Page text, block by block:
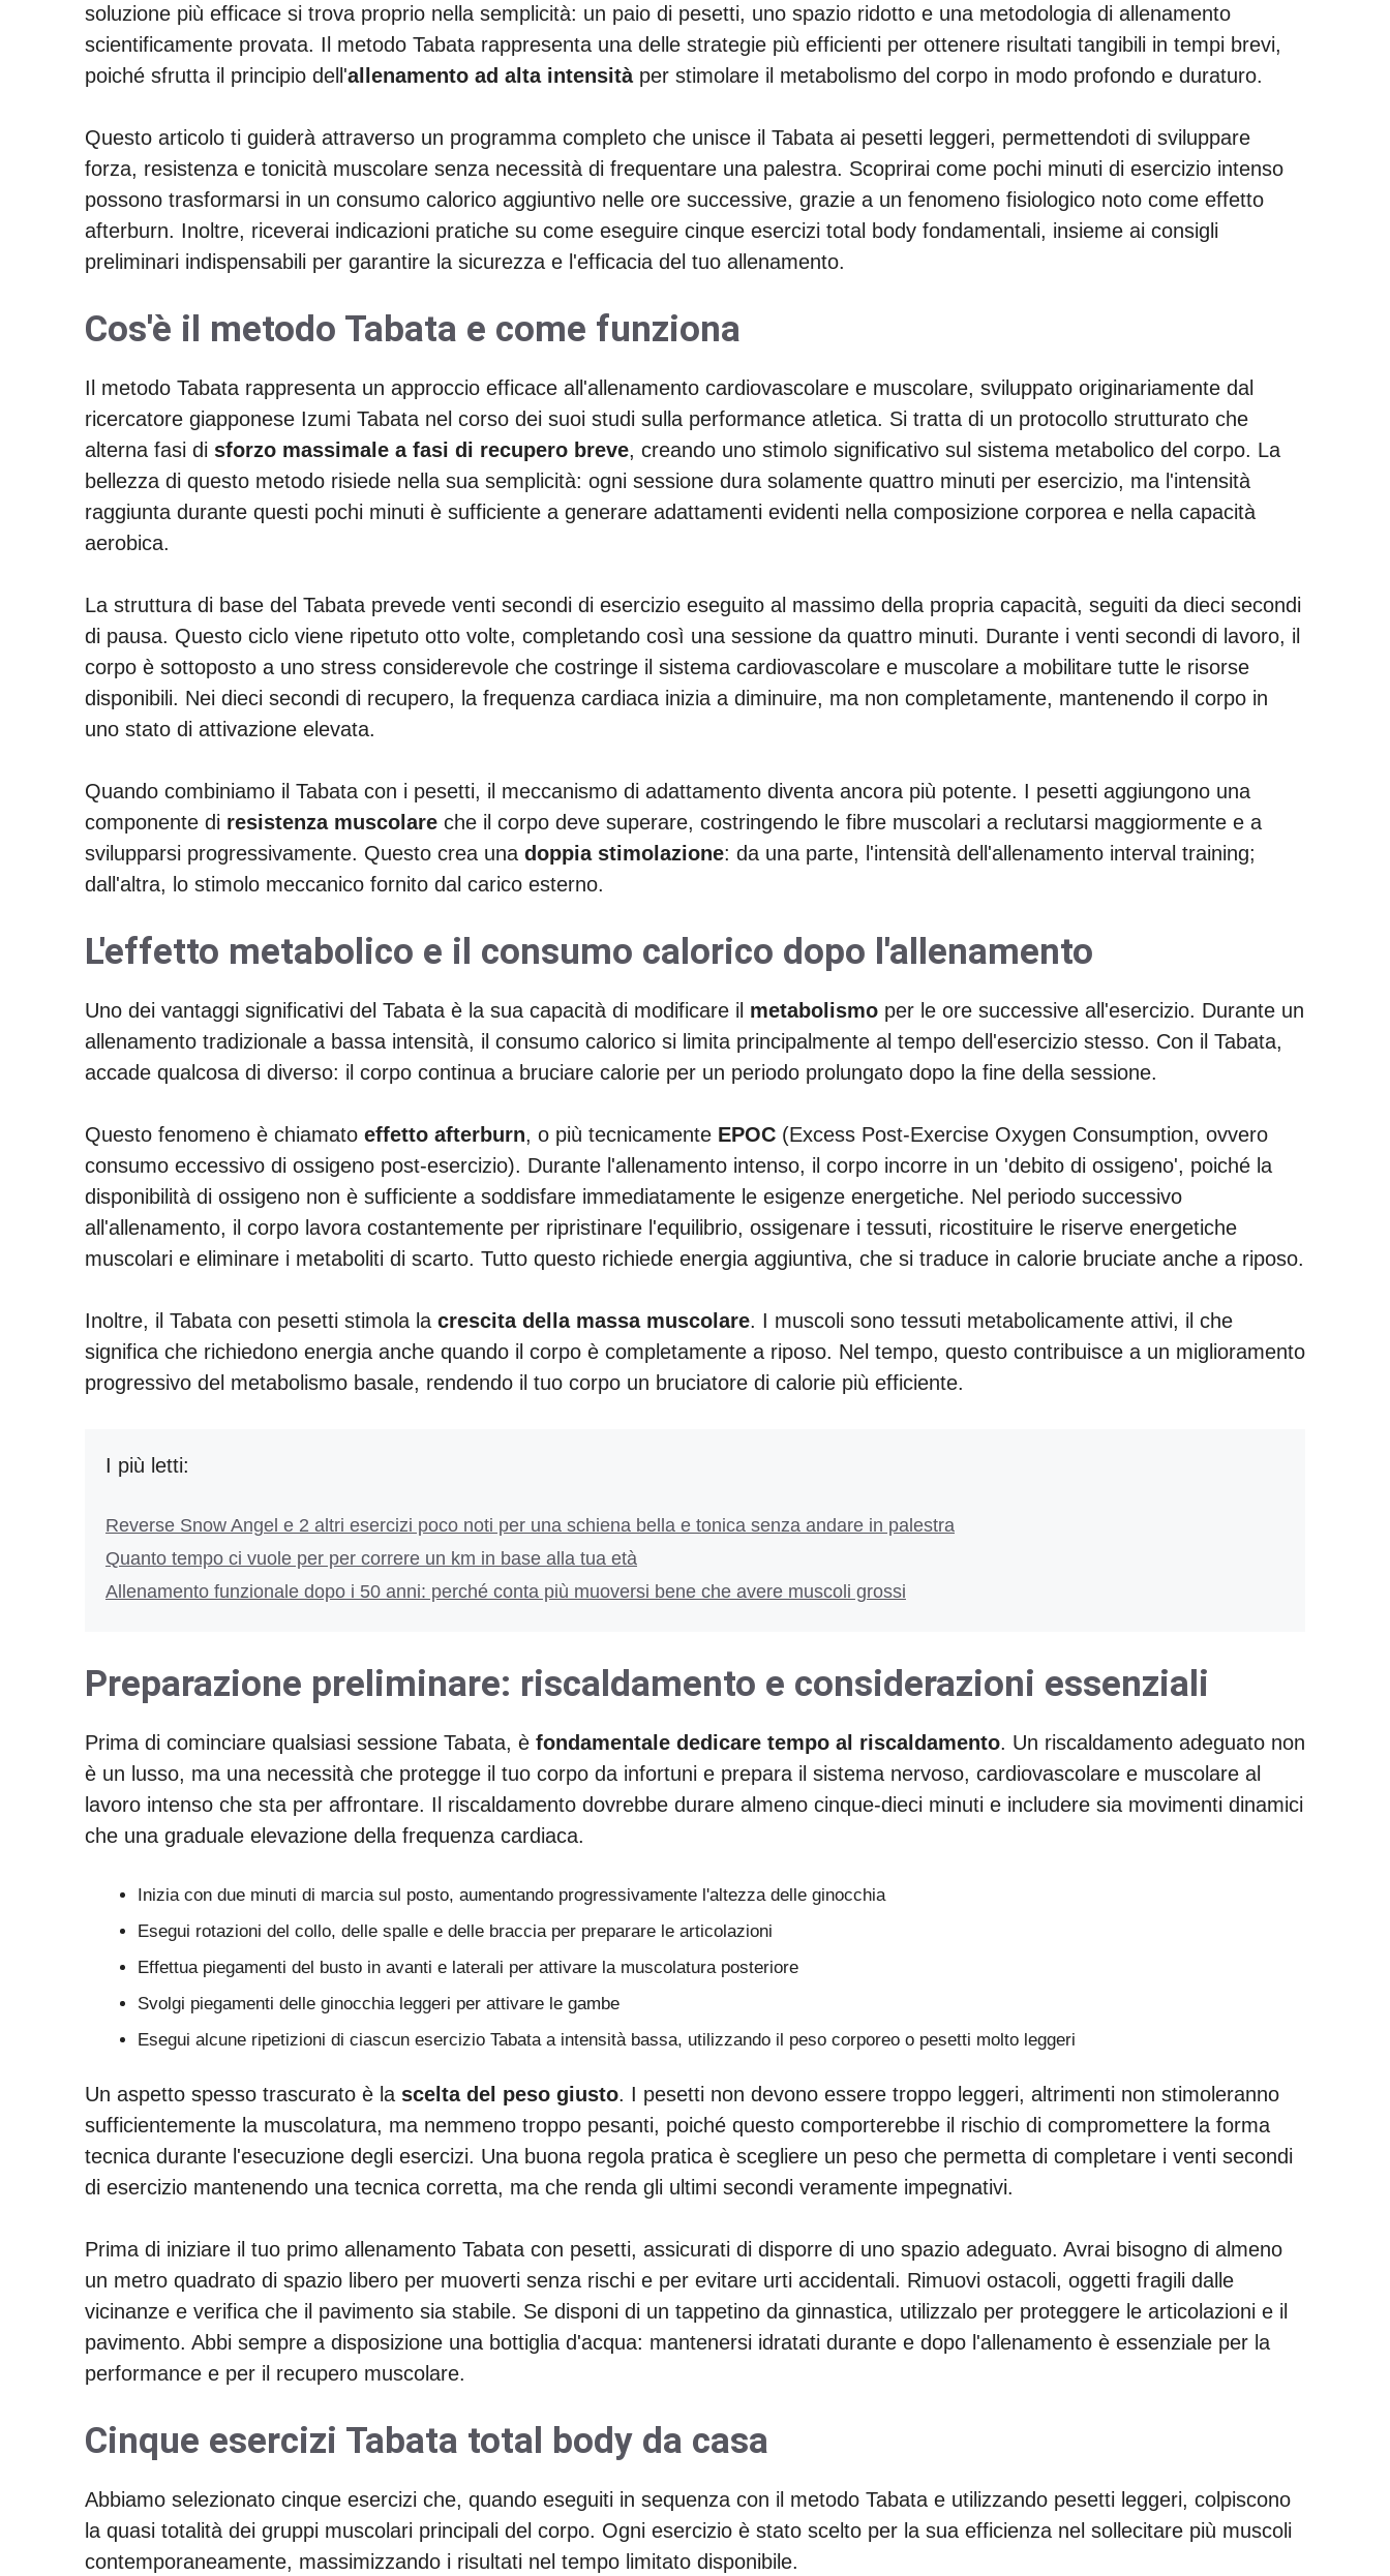
soluzione più efficace si trova proprio nella semplicità: un paio di pesetti, uno spazio ridotto e una metodologia di allenamento
scientificamente provata. Il metodo Tabata rappresenta una delle strategie più efficienti per ottenere risultati tangibili in tempi brevi,
poiché sfrutta il principio dell'allenamento ad alta intensitàper stimolare il metabolismo del corpo in modo profondo e duraturo.
Questo articolo ti guiderà attraverso un programma completo che unisce il Tabata ai pesetti leggeri, permettendoti di sviluppare
forza, resistenza e tonicità muscolare senza necessità di frequentare una palestra. Scoprirai come pochi minuti di esercizio intenso
possono trasformarsi in un consumo calorico aggiuntivo nelle ore successive, grazie a un fenomeno fisiologico noto come effetto
afterburn. Inoltre, riceverai indicazioni pratiche su come eseguire cinque esercizi total body fondamentali, insieme ai consigli
preliminari indispensabili per garantire la sicurezza e l'efficacia del tuo allenamento.
Cos'è il metodo Tabata e come funziona
Il metodo Tabata rappresenta un approccio efficace all'allenamento cardiovascolare e muscolare, sviluppato originariamente dal
ricercatore giapponese Izumi Tabata nel corso dei suoi studi sulla performance atletica. Si tratta di un protocollo strutturato che
alterna fasi di sforzo massimale a fasi di recupero breve, creando uno stimolo significativo sul sistema metabolico del corpo. La
bellezza di questo metodo risiede nella sua semplicità: ogni sessione dura solamente quattro minuti per esercizio, ma l'intensità
raggiunta durante questi pochi minuti è sufficiente a generare adattamenti evidenti nella composizione corporea e nella capacità
aerobica.
La struttura di base del Tabata prevede venti secondi di esercizio eseguito al massimo della propria capacità, seguiti da dieci secondi
di pausa. Questo ciclo viene ripetuto otto volte, completando così una sessione da quattro minuti. Durante i venti secondi di lavoro, il
corpo è sottoposto a uno stress considerevole che costringe il sistema cardiovascolare e muscolare a mobilitare tutte le risorse
disponibili. Nei dieci secondi di recupero, la frequenza cardiaca inizia a diminuire, ma non completamente, mantenendo il corpo in
uno stato di attivazione elevata.
Quando combiniamo il Tabata con i pesetti, il meccanismo di adattamento diventa ancora più potente. I pesetti aggiungono una
componente di resistenza muscolare che il corpo deve superare, costringendo le fibre muscolari a reclutarsi maggiormente e a
svilupparsi progressivamente. Questo crea una doppia stimolazione: da una parte, l'intensità dell'allenamento interval training;
dall'altra, lo stimolo meccanico fornito dal carico esterno.
L'effetto metabolico e il consumo calorico dopo l'allenamento
Uno dei vantaggi significativi del Tabata è la sua capacità di modificare il metabolismo per le ore successive all'esercizio. Durante un
allenamento tradizionale a bassa intensità, il consumo calorico si limita principalmente al tempo dell'esercizio stesso. Con il Tabata,
accade qualcosa di diverso: il corpo continua a bruciare calorie per un periodo prolungato dopo la fine della sessione.
Questo fenomeno è chiamato effetto afterburn, o più tecnicamente EPOC (Excess Post-Exercise Oxygen Consumption, ovvero
consumo eccessivo di ossigeno post-esercizio). Durante l'allenamento intenso, il corpo incorre in un 'debito di ossigeno', poiché la
disponibilità di ossigeno non è sufficiente a soddisfare immediatamente le esigenze energetiche. Nel periodo successivo
all'allenamento, il corpo lavora costantemente per ripristinare l'equilibrio, ossigenare i tessuti, ricostituire le riserve energetiche
muscolari e eliminare i metaboliti di scarto. Tutto questo richiede energia aggiuntiva, che si traduce in calorie bruciate anche a riposo.
Inoltre, il Tabata con pesetti stimola la crescita della massa muscolare. I muscoli sono tessuti metabolicamente attivi, il che
significa che richiedono energia anche quando il corpo è completamente a riposo. Nel tempo, questo contribuisce a un miglioramento
progressivo del metabolismo basale, rendendo il tuo corpo un bruciatore di calorie più efficiente.
I più letti:
Reverse Snow Angel e 2 altri esercizi poco noti per una schiena bella e tonica senza andare in palestra
Quanto tempo ci vuole per per correre un km in base alla tua età
Allenamento funzionale dopo i 50 anni: perché conta più muoversi bene che avere muscoli grossi
Preparazione preliminare: riscaldamento e considerazioni essenziali
Prima di cominciare qualsiasi sessione Tabata, è fondamentale dedicare tempo al riscaldamento. Un riscaldamento adeguato non
è un lusso, ma una necessità che protegge il tuo corpo da infortuni e prepara il sistema nervoso, cardiovascolare e muscolare al
lavoro intenso che sta per affrontare. Il riscaldamento dovrebbe durare almeno cinque-dieci minuti e includere sia movimenti dinamici
che una graduale elevazione della frequenza cardiaca.
Inizia con due minuti di marcia sul posto, aumentando progressivamente l'altezza delle ginocchia
Esegui rotazioni del collo, delle spalle e delle braccia per preparare le articolazioni
Effettua piegamenti del busto in avanti e laterali per attivare la muscolatura posteriore
Svolgi piegamenti delle ginocchia leggeri per attivare le gambe
Esegui alcune ripetizioni di ciascun esercizio Tabata a intensità bassa, utilizzando il peso corporeo o pesetti molto leggeri
Un aspetto spesso trascurato è la scelta del peso giusto. I pesetti non devono essere troppo leggeri, altrimenti non stimoleranno
sufficientemente la muscolatura, ma nemmeno troppo pesanti, poiché questo comporterebbe il rischio di compromettere la forma
tecnica durante l'esecuzione degli esercizi. Una buona regola pratica è scegliere un peso che permetta di completare i venti secondi
di esercizio mantenendo una tecnica corretta, ma che renda gli ultimi secondi veramente impegnativi.
Prima di iniziare il tuo primo allenamento Tabata con pesetti, assicurati di disporre di uno spazio adeguato. Avrai bisogno di almeno
un metro quadrato di spazio libero per muoverti senza rischi e per evitare urti accidentali. Rimuovi ostacoli, oggetti fragili dalle
vicinanze e verifica che il pavimento sia stabile. Se disponi di un tappetino da ginnastica, utilizzalo per proteggere le articolazioni e il
pavimento. Abbi sempre a disposizione una bottiglia d'acqua: mantenersi idratati durante e dopo l'allenamento è essenziale per la
performance e per il recupero muscolare.
Cinque esercizi Tabata total body da casa
Abbiamo selezionato cinque esercizi che, quando eseguiti in sequenza con il metodo Tabata e utilizzando pesetti leggeri, colpiscono
la quasi totalità dei gruppi muscolari principali del corpo. Ogni esercizio è stato scelto per la sua efficienza nel sollecitare più muscoli
contemporaneamente, massimizzando i risultati nel tempo limitato disponibile.